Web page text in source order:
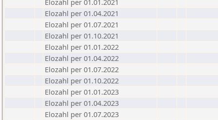
Elozahl per 01.01.2021
Elozahl per 01.04.2021
Elozahl per 01.07.2021
Elozahl per 01.10.2021
Elozahl per 01.01.2022
Elozahl per 01.04.2022
Elozahl per 01.07.2022
Elozahl per 01.10.2022
Elozahl per 01.01.2023
Elozahl per 01.04.2023
Elozahl per 01.07.2023